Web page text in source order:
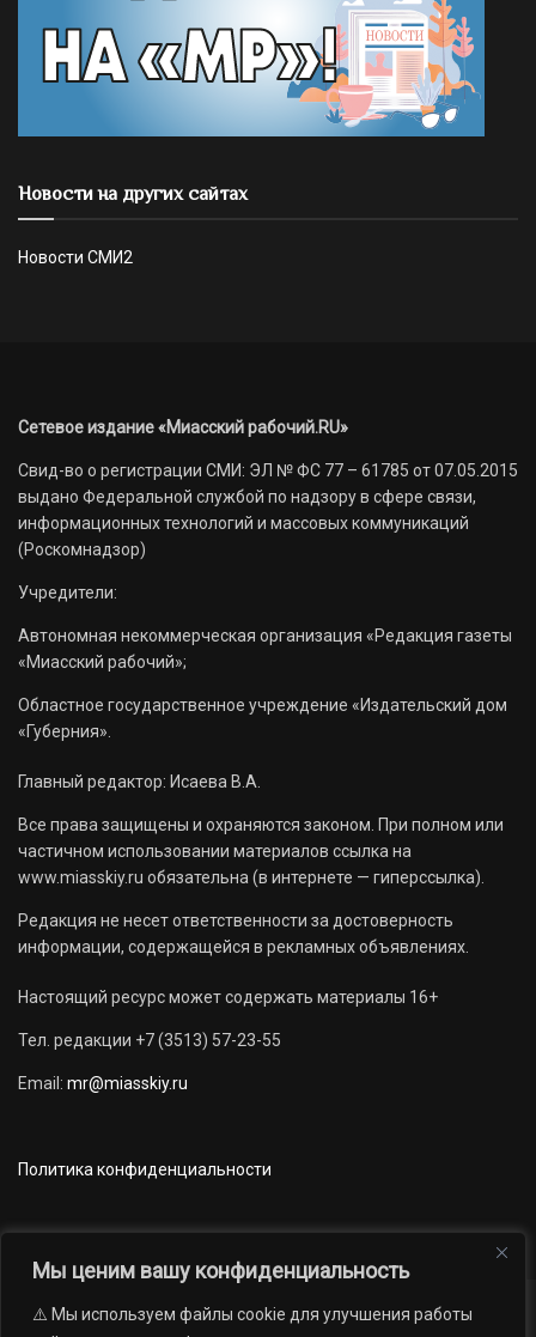
Мы ценим вашу конфиденциальность
⚠️ Мы используем файлы cookie для улучшения работы
Новости на других сайтах
Новости СМИ2
Сетевое издание «Миасский рабочий.RU»
Свид-во о регистрации СМИ: ЭЛ № ФС 77 – 61785 от 07.05.2015
выдано Федеральной службой по надзору в сфере связи,
информационных технологий и массовых коммуникаций
(Роскомнадзор)
Учредители:
Автономная некоммерческая организация «Редакция газеты
«Миасский рабочий»;
Областное государственное учреждение «Издательский дом
«Губерния».
Главный редактор: Исаева В.А.
Все права защищены и охраняются законом. При полном или
частичном использовании материалов ссылка на
www.miasskiy.ru обязательна (в интернете — гиперссылка).
Редакция не несет ответственности за достоверность
информации, содержащейся в рекламных объявлениях.
Настоящий ресурс может содержать материалы 16+
Тел. редакции +7 (3513) 57-23-55
Email: mr@miasskiy.ru
Политика конфиденциальности
Новости Наши проекты Официально